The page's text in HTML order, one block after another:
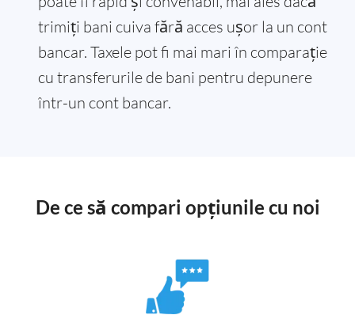
trimiți bani cuiva fără acces ușor la un cont
bancar. Taxele pot fi mai mari în comparație
cu transferurile de bani pentru depunere
într-un cont bancar.
De ce să compari opțiunile cu noi